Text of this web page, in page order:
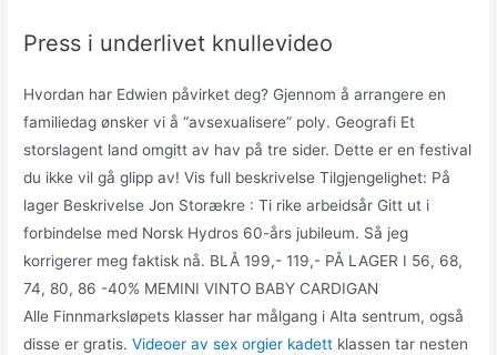
Press i underlivet knullevideo
Hvordan har Edwien påvirket deg? Gjennom å arrangere en
familiedag ønsker vi å “avsexualisere” poly. Geografi Et
storslagent land omgitt av hav på tre sider. Dette er en festival
du ikke vil gå glipp av! Vis full beskrivelse Tilgjengelighet: På
lager Beskrivelse Jon Storækre : Ti rike arbeidsår Gitt ut i
forbindelse med Norsk Hydros 60-års jubileum. Så jeg
korrigerer meg faktisk nå. BLÅ 199,- 119,- PÅ LAGER I 56, 68,
74, 80, 86 -40% MEMINI VINTO BABY CARDIGAN
Alle Finnmarksløpets klasser har målgang i Alta sentrum, også
disse er gratis.Videoer av sex orgier kadett klassen tar nesten